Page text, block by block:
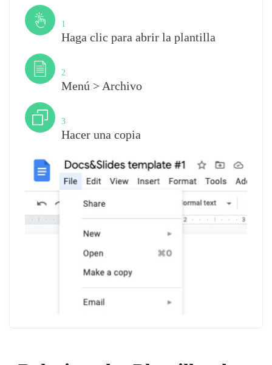
1
Haga clic para abrir la plantilla
2
Menú > Archivo
3
Hacer una copia